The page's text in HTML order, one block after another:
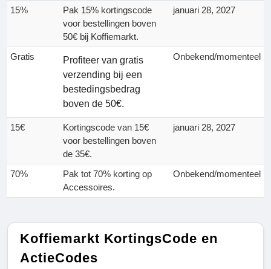
15%
Pak 15% kortingscode
voor bestellingen boven
50€ bij Koffiemarkt.
januari 28, 2027
Gratis
Profiteer van gratis
verzending bij een
bestedingsbedrag
boven de 50€.
Onbekend/momenteel
15€
Kortingscode van 15€
voor bestellingen boven
de 35€.
januari 28, 2027
70%
Pak tot 70% korting op
Accessoires.
Onbekend/momenteel
Koffiemarkt KortingsCode en
ActieCodes